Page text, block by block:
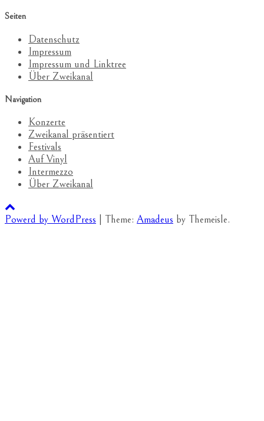
Seiten
Datenschutz
Impressum
Impressum und Linktree
Über Zweikanal
Navigation
Konzerte
Zweikanal präsentiert
Festivals
Auf Vinyl
Intermezzo
Über Zweikanal
Powerd by WordPress Theme: Amadeus by Themeisle.